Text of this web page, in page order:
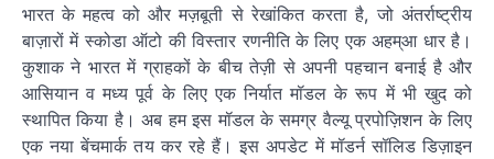
भारत के महत्व को और मज़बूती से रेखांकित करता है, जो अंतर्राष्ट्रीय
बाज़ारों में स्कोडा ऑटो की विस्तार रणनीति के लिए एक अहम्आ धार है।
कुशाक ने भारत में ग्राहकों के बीच तेज़ी से अपनी पहचान बनाई है और
आसियान व मध्य पूर्व के लिए एक निर्यात मॉडल के रूप में भी खुद को
स्थापित किया है। अब हम इस मॉडल के समग्र वैल्यू प्रपोज़िशन के लिए
एक नया बेंचमार्क तय कर रहे हैं। इस अपडेट में मॉडर्न सॉलिड डिज़ाइन